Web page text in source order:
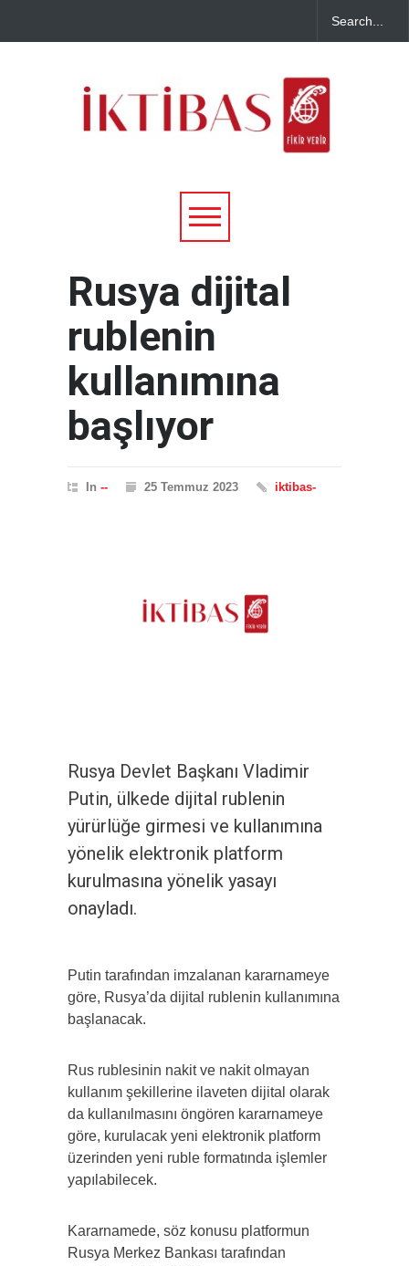
Rusya dijital
rublenin
kullanımına
başlıyor
In -- 25 Temmuz 2023 iktibas-
Rusya Devlet Başkanı Vladimir
Putin, ülkede dijital rublenin
yürürlüğe girmesi ve kullanımına
yönelik elektronik platform
kurulmasına yönelik yasayı
onayladı.
Putin tarafından imzalanan kararnameye
göre, Rusya’da dijital rublenin kullanımına
başlanacak.
Rus rublesinin nakit ve nakit olmayan
kullanım şekillerine ilaveten dijital olarak
da kullanılmasını öngören kararnameye
göre, kurulacak yeni elektronik platform
üzerinden yeni ruble formatında işlemler
yapılabilecek.
Kararnamede, söz konusu platformun
Rusya Merkez Bankası tarafından